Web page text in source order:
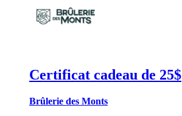
Certificat cadeau de 25$
Brûlerie des Monts